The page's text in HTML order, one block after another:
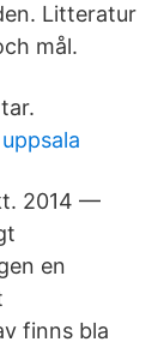
Litteratur
mål.
2014 —
en
finns bla